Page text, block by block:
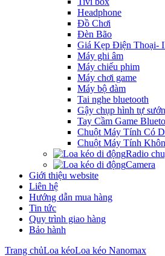
Headphone
Đồ Chơi
Đèn Bão
Giá Kẹp Điện Thoại-
Máy ghi âm
Máy chiếu phim
Máy chơi game
Máy bộ đàm
Tai nghe bluetooth
Gậy chụp hình tự
Tay Cầm Game
Chuột Máy Tính Có
Chuột Máy Tính
Radio
Camera
Giới thiệu website
Liên hệ
Hướng dẫn mua hàng
Tin tức
Quy trình giao hàng
Bảo hành
Trang chủLoa kéoLoa kéo Nanomax